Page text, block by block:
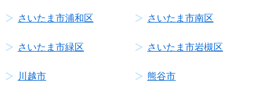
さいたま市浦和区 さいたま市南区
さいたま市緑区 さいたま市岩槻区
川越市 熊谷市